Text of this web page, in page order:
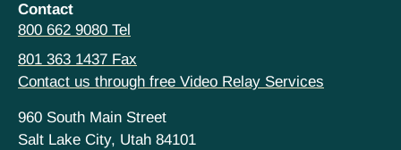
Contact
800 662 9080 Tel
801 363 1437 Fax
Contact us through free Video Relay Services
960 South Main Street
Salt Lake City, Utah 84101